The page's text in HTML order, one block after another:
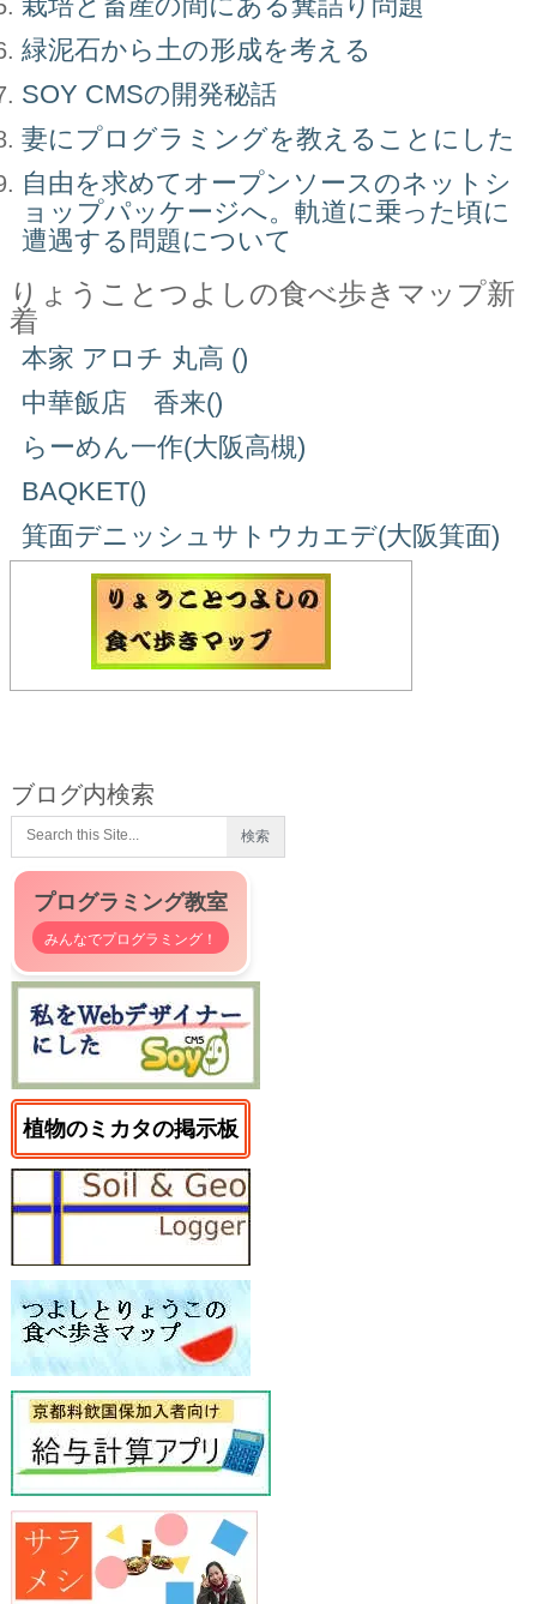
緑泥石から土の形成を考える
SOY CMSの開発秘話
妻にプログラミングを教えることにした
自由を求めてオープンソースのネットシ
ョップパッケージへ。軌道に乗った頃に
遭遇する問題について
りょうことつよしの食べ歩きマップ新
着
本家 アロチ 丸高 ()
中華飯店 香来()
らーめん一作(大阪高槻)
BAQKET()
箕面デニッシュサトウカエデ(大阪箕面)
ブログ内検索
プログラミング教室
みんなでプログラミング！
植物のミカタの掲示板